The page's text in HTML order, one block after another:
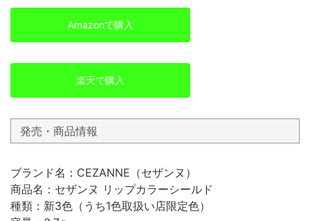
Amazonで購入
楽天で購入
発売・商品情報
ブランド名：CEZANNE（セザンヌ）
商品名：セザンヌ リップカラーシールド
種類：新3色（うち1色取扱い店限定色）